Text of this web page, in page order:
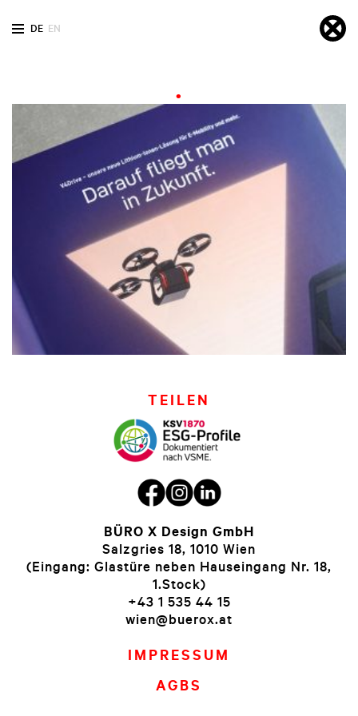
DE EN
TEILEN
BÜRO X Design GmbH
Salzgries 18, 1010 Wien
(Eingang: Glastüre neben Hauseingang Nr. 18,
1.Stock)
+43 1 535 44 15
wien@buerox.at
IMPRESSUM
AGBS